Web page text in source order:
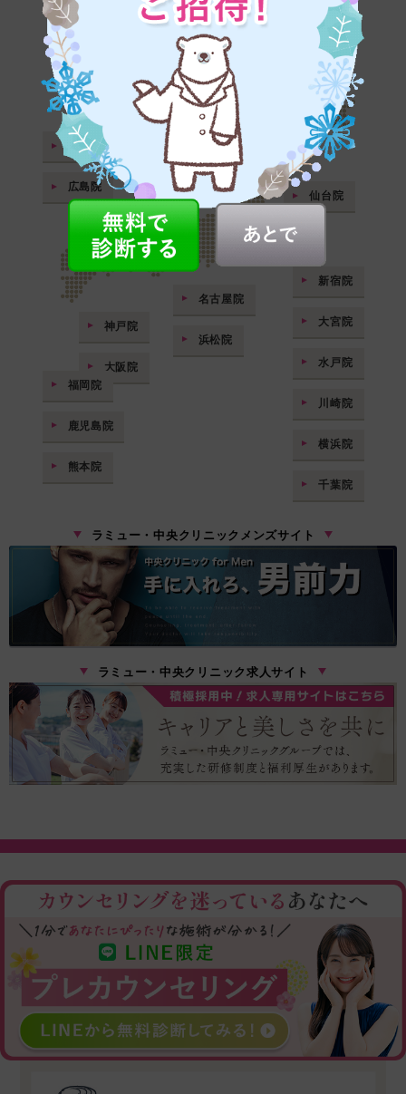
豊富な経験・実績のある、選ばれたドクターの
みが治療を行ないます。
新宿院
大宮院
水戸院
川崎院
横浜院
千葉院
札幌院
帯広院
仙台院
名古屋院
浜松院
金沢院
神戸院
大阪院
岡山院
広島院
福岡院
鹿児島院
熊本院
ラミュー・中央クリニックメンズサイト
ラミュー・中央クリニック求人サイト